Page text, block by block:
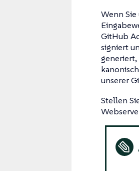
Wenn
GitHub
signiert
unserer
Stellen